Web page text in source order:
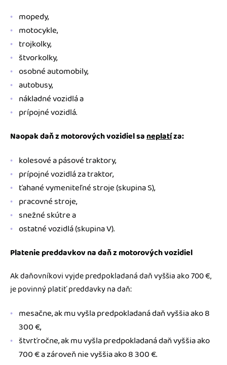
mopedy,
motocykle,
trojkolky,
štvorkolky,
osobné automobily,
autobusy,
nákladné vozidlá a
prípojné vozidlá.
Naopak daň z motorových vozidiel saneplatíza:
kolesové a pásové traktory,
prípojné vozidlá za traktor,
ťahané vymeniteľné stroje (skupina S),
pracovné stroje,
snežné skútre a
ostatné vozidlá (skupina V).
Platenie preddavkov na daň z motorových vozidiel
Ak daňovníkovi vyjde predpokladaná daň vyššia ako 700 €,
je povinný platiť preddavky na daň:
mesačne, ak mu vyšla predpokladaná daň vyššia ako 8
300 €,
štvrťročne, ak mu vyšla predpokladaná daň vyššia ako
700 € a zároveň nie vyššia ako 8 300 €.